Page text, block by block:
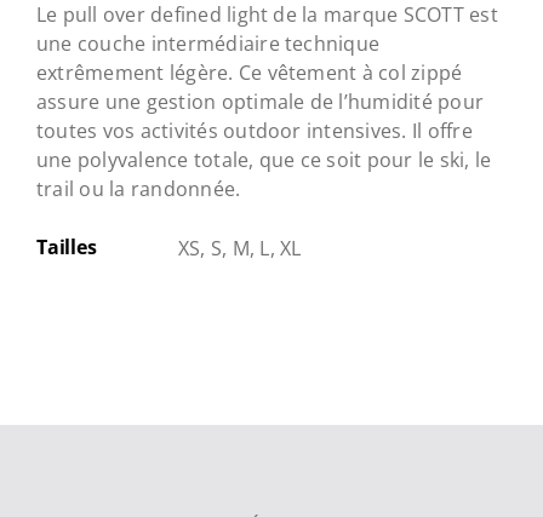
Le pull over defined light de la marque SCOTT est
une couche intermédiaire technique
extrêmement légère. Ce vêtement à col zippé
assure une gestion optimale de l’humidité pour
toutes vos activités outdoor intensives. Il offre
une polyvalence totale, que ce soit pour le ski, le
trail ou la randonnée.
Tailles XS, S, M, L, XL